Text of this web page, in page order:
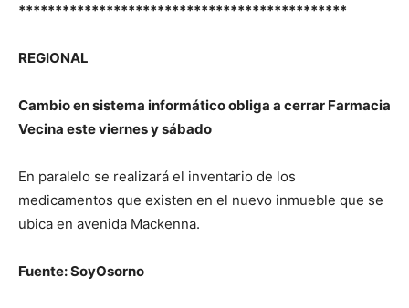
*********************************************
REGIONAL
Cambio en sistema informático obliga a cerrar Farmacia
Vecina este viernes y sábado
En paralelo se realizará el inventario de los
medicamentos que existen en el nuevo inmueble que se
ubica en avenida Mackenna.
Fuente: SoyOsorno